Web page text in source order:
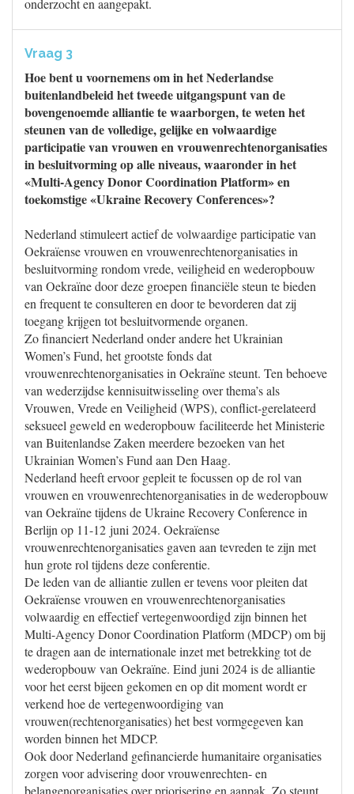
onderzocht en aangepakt.
Vraag 3
Hoe bent u voornemens om in het Nederlandse
buitenlandbeleid het tweede uitgangspunt van de
bovengenoemde alliantie te waarborgen, te weten het
steunen van de volledige, gelijke en volwaardige
participatie van vrouwen en vrouwenrechtenorganisaties
in besluitvorming op alle niveaus, waaronder in het
«Multi-Agency Donor Coordination Platform» en
toekomstige «Ukraine Recovery Conferences»?
Nederland stimuleert actief de volwaardige participatie van
Oekraïense vrouwen en vrouwenrechtenorganisaties in
besluitvorming rondom vrede, veiligheid en wederopbouw
van Oekraïne door deze groepen financiële steun te bieden
en frequent te consulteren en door te bevorderen dat zij
toegang krijgen tot besluitvormende organen.
Zo financiert Nederland onder andere het Ukrainian
Women’s Fund, het grootste fonds dat
vrouwenrechtenorganisaties in Oekraïne steunt. Ten behoeve
van wederzijdse kennisuitwisseling over thema’s als
Vrouwen, Vrede en Veiligheid (WPS), conflict-gerelateerd
seksueel geweld en wederopbouw faciliteerde het Ministerie
van Buitenlandse Zaken meerdere bezoeken van het
Ukrainian Women’s Fund aan Den Haag.
Nederland heeft ervoor gepleit te focussen op de rol van
vrouwen en vrouwenrechtenorganisaties in de wederopbouw
van Oekraïne tijdens de Ukraine Recovery Conference in
Berlijn op 11-12 juni 2024. Oekraïense
vrouwenrechtenorganisaties gaven aan tevreden te zijn met
hun grote rol tijdens deze conferentie.
De leden van de alliantie zullen er tevens voor pleiten dat
Oekraïense vrouwen en vrouwenrechtenorganisaties
volwaardig en effectief vertegenwoordigd zijn binnen het
Multi-Agency Donor Coordination Platform (MDCP) om bij
te dragen aan de internationale inzet met betrekking tot de
wederopbouw van Oekraïne. Eind juni 2024 is de alliantie
voor het eerst bijeen gekomen en op dit moment wordt er
verkend hoe de vertegenwoordiging van
vrouwen(rechtenorganisaties) het best vormgegeven kan
worden binnen het MDCP.
Ook door Nederland gefinancierde humanitaire organisaties
zorgen voor advisering door vrouwenrechten- en
belangenorganisaties over priorisering en aanpak. Zo steunt